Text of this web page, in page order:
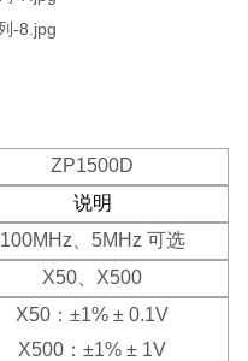
ZP1500D
说明
100MHz、5MHz 可选
X50、X500
X50：±1% ± 0.1V
X500：±1% ± 1V